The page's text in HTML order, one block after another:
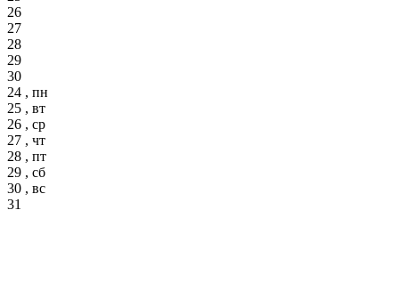
26
27
28
29
30
24 , пн
25 , вт
26 , ср
27 , чт
28 , пт
29 , сб
30 , вс
31